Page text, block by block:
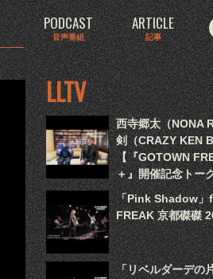
PODCAST
音声番組
ARTICLE
記事
LLTV
西寺郷太（NONA
剣（CRAZY KEN
【『GOTOWN
＋』開催記念トー
「Pink Shadow」
FREAK 京都磔磔
「リベルダーデの